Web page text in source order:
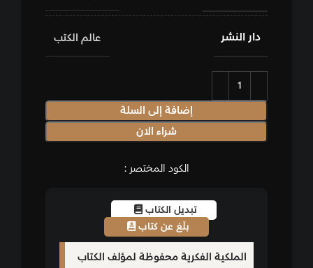
دار النشر عالم الكتب
إضافة إلى السلة
شراء الان
الكود المختصر :
تبديل الكتاب
بلّغ عن كتاب
الملكية الفكرية محفوظة لمؤلف الكتاب